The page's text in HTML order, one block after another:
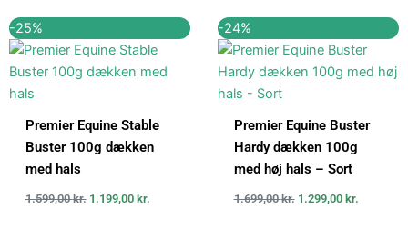
-25%
Premier Equine Stable
Buster 100g dækken
med hals
1.599,00kr.
oprindelige
pris
var:
1.199,00 kr.
aktuelle
pris
er:
-24%
Premier Equine Buster
Hardy dækken 100g
med høj hals – Sort
1.699,00kr.
oprindelige
pris
var:
1.299,00 kr.
aktuelle
pris
er: